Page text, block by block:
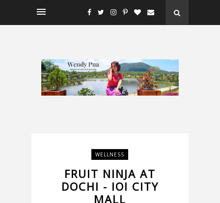
WELLNESS
FRUIT NINJA AT
DOCHI - IOI CITY
MALL